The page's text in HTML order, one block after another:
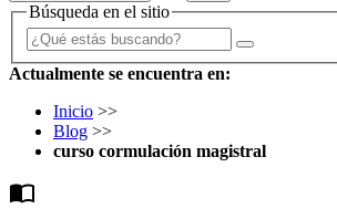
Búsqueda en el sitio
Actualmente se encuentra en:
Inicio >>
Blog >>
curso cormulación magistral
import_contacts